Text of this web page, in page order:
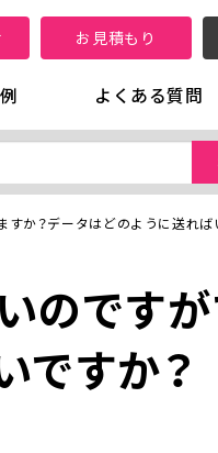
お見積もり
よくある質問
か？データはどのように送れば
のです
ですか？